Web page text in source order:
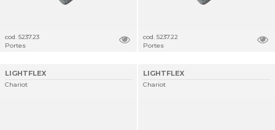
cod. 5237.23
Portes
cod. 5237.22
Portes
LIGHTFLEX
Chariot
LIGHTFLEX
Chariot